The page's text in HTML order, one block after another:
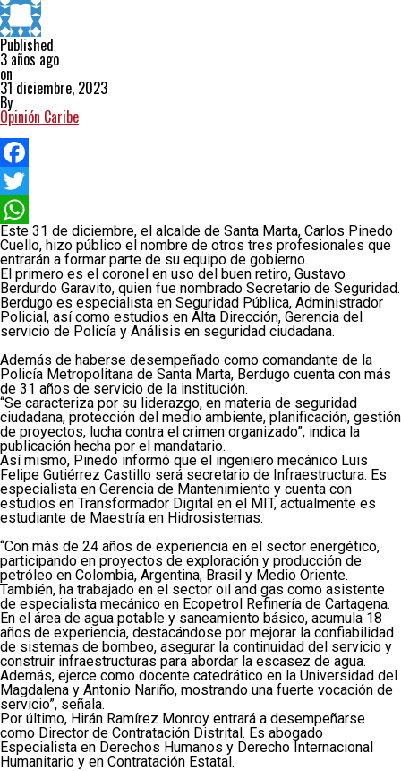
Published
3 años ago
on
31 diciembre, 2023
By
Opinión Caribe
Facebook
Twitter
WhatsApp
Este 31 de diciembre, el alcalde de Santa Marta, Carlos Pinedo
Cuello, hizo público el nombre de otros tres profesionales que
entrarán a formar parte de su equipo de gobierno.
El primero es el coronel en uso del buen retiro, Gustavo
Berdurdo Garavito, quien fue nombrado Secretario de Seguridad.
Berdugo es especialista en Seguridad Pública, Administrador
Policial, así como estudios en Alta Dirección, Gerencia del
servicio de Policía y Análisis en seguridad ciudadana.
Además de haberse desempeñado como comandante de la
Policía Metropolitana de Santa Marta, Berdugo cuenta con más
de 31 años de servicio de la institución.
“Se caracteriza por su liderazgo, en materia de seguridad
ciudadana, protección del medio ambiente, planificación, gestión
de proyectos, lucha contra el crimen organizado”, indica la
publicación hecha por el mandatario.
Así mismo, Pinedo informó que el ingeniero mecánico Luis
Felipe Gutiérrez Castillo será secretario de Infraestructura. Es
especialista en Gerencia de Mantenimiento y cuenta con
estudios en Transformador Digital en el MIT, actualmente es
estudiante de Maestría en Hidrosistemas.
“Con más de 24 años de experiencia en el sector energético,
participando en proyectos de exploración y producción de
petróleo en Colombia, Argentina, Brasil y Medio Oriente.
También, ha trabajado en el sector oil and gas como asistente
de especialista mecánico en Ecopetrol Refinería de Cartagena.
En el área de agua potable y saneamiento básico, acumula 18
años de experiencia, destacándose por mejorar la confiabilidad
de sistemas de bombeo, asegurar la continuidad del servicio y
construir infraestructuras para abordar la escasez de agua.
Además, ejerce como docente catedrático en la Universidad del
Magdalena y Antonio Nariño, mostrando una fuerte vocación de
servicio”, señala.
Por último, Hirán Ramírez Monroy entrará a desempeñarse
como Director de Contratación Distrital. Es abogado
Especialista en Derechos Humanos y Derecho Internacional
Humanitario y en Contratación Estatal.